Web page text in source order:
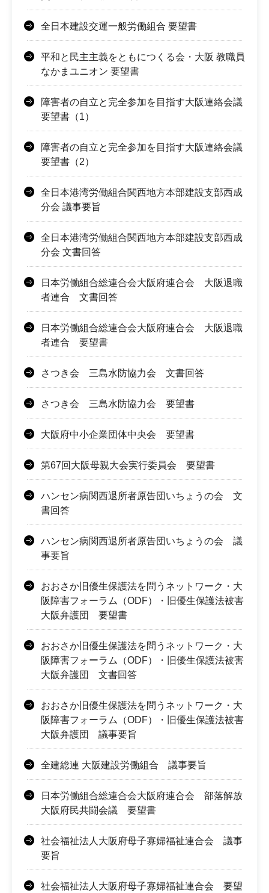
全日本建設交運一般労働組合 要望書
平和と民主主義をともにつくる会・大阪 教職員
なかまユニオン 要望書
障害者の自立と完全参加を目指す大阪連絡会議
要望書（1）
障害者の自立と完全参加を目指す大阪連絡会議
要望書（2）
全日本港湾労働組合関西地方本部建設支部西成
分会 議事要旨
全日本港湾労働組合関西地方本部建設支部西成
分会 文書回答
日本労働組合総連合会大阪府連合会 大阪退職
者連合 文書回答
日本労働組合総連合会大阪府連合会 大阪退職
者連合 要望書
さつき会 三島水防協力会 文書回答
さつき会 三島水防協力会 要望書
大阪府中小企業団体中央会 要望書
第67回大阪母親大会実行委員会 要望書
ハンセン病関西退所者原告団いちょうの会 文
書回答
ハンセン病関西退所者原告団いちょうの会 議
事要旨
おおさか旧優生保護法を問うネットワーク・大
阪障害フォーラム（ODF）・旧優生保護法被害
大阪弁護団 要望書
おおさか旧優生保護法を問うネットワーク・大
阪障害フォーラム（ODF）・旧優生保護法被害
大阪弁護団 文書回答
おおさか旧優生保護法を問うネットワーク・大
阪障害フォーラム（ODF）・旧優生保護法被害
大阪弁護団 議事要旨
全建総連 大阪建設労働組合 議事要旨
日本労働組合総連合会大阪府連合会 部落解放
大阪府民共闘会議 要望書
社会福祉法人大阪府母子寡婦福祉連合会 議事
要旨
社会福祉法人大阪府母子寡婦福祉連合会 要望